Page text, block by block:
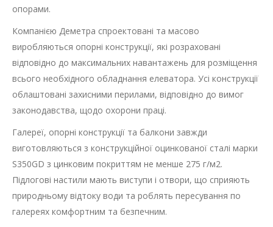
опорами.
Компанією Деметра спроектовані та масово
виробляються опорні конструкції, які розраховані
відповідно до максимальних навантажень для розміщення
всього необхідного обладнання елеватора. Усі конструкції
облаштовані захисними перилами, відповідно до вимог
законодавства, щодо охорони праці.
Галереї, опорні конструкції та балкони завжди
виготовляються з конструкційної оцинкованої сталі марки
S350GD з цинковим покриттям не менше 275 г/м2.
Підлогові настили мають виступи і отвори, що сприяють
природньому відтоку води та роблять пересування по
галереях комфортним та безпечним.